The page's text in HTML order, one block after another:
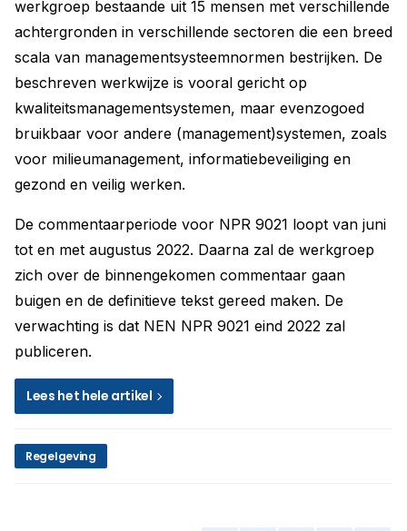
werkgroep bestaande uit 15 mensen met verschillende
achtergronden in verschillende sectoren die een breed
scala van managementsysteemnormen bestrijken. De
beschreven werkwijze is vooral gericht op
kwaliteitsmanagementsystemen, maar evenzogoed
bruikbaar voor andere (management)systemen, zoals
voor milieumanagement, informatiebeveiliging en
gezond en veilig werken.
De commentaarperiode voor NPR 9021 loopt van juni
tot en met augustus 2022. Daarna zal de werkgroep
zich over de binnengekomen commentaar gaan
buigen en de definitieve tekst gereed maken. De
verwachting is dat NEN NPR 9021 eind 2022 zal
publiceren.
Lees het hele artikel
Regelgeving